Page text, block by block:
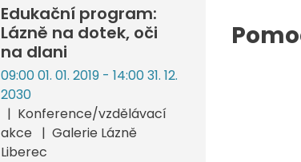
Edukační program:
Lázně na dotek, oči
na dlani
09:00 01. 01. 2019 - 14:00 31. 12.
2030
Konference/vzdělávací
akce
Galerie Lázně
Liberec